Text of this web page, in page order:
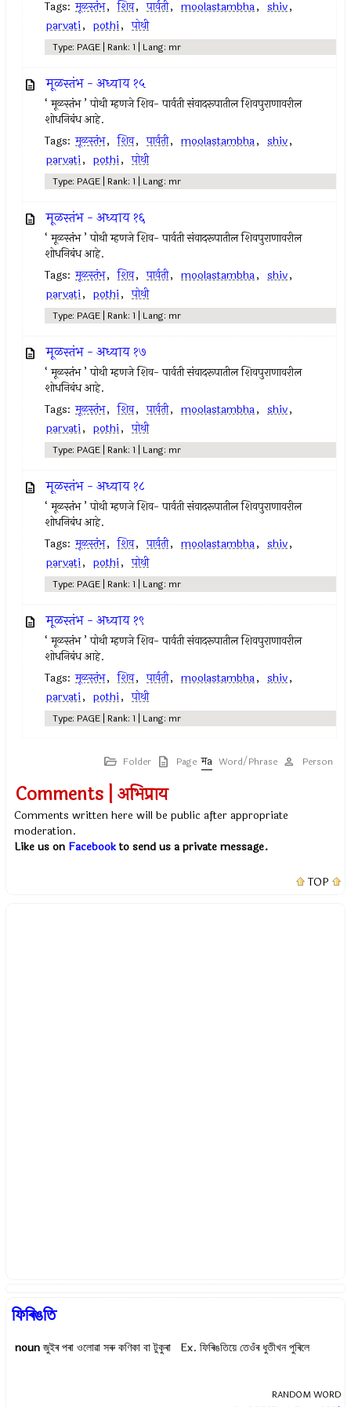
Tags: मूळस्तंभ, शिव, पार्वती, moolastambha, shiv,
parvati, pothi, पोथी
Type: PAGE | Rank: 1 | Lang: mr
मूळस्तंभ - अध्याय १५
‘ मूळस्तंभ ’ पोथी म्हणजे शिव- पार्वती संवादरूपातील शिवपुराणावरील
शोधनिबंध आहे.
Tags: मूळस्तंभ, शिव, पार्वती, moolastambha, shiv,
parvati, pothi, पोथी
Type: PAGE | Rank: 1 | Lang: mr
मूळस्तंभ - अध्याय १६
‘ मूळस्तंभ ’ पोथी म्हणजे शिव- पार्वती संवादरूपातील शिवपुराणावरील
शोधनिबंध आहे.
Tags: मूळस्तंभ, शिव, पार्वती, moolastambha, shiv,
parvati, pothi, पोथी
Type: PAGE | Rank: 1 | Lang: mr
मूळस्तंभ - अध्याय १७
‘ मूळस्तंभ ’ पोथी म्हणजे शिव- पार्वती संवादरूपातील शिवपुराणावरील
शोधनिबंध आहे.
Tags: मूळस्तंभ, शिव, पार्वती, moolastambha, shiv,
parvati, pothi, पोथी
Type: PAGE | Rank: 1 | Lang: mr
मूळस्तंभ - अध्याय १८
‘ मूळस्तंभ ’ पोथी म्हणजे शिव- पार्वती संवादरूपातील शिवपुराणावरील
शोधनिबंध आहे.
Tags: मूळस्तंभ, शिव, पार्वती, moolastambha, shiv,
parvati, pothi, पोथी
Type: PAGE | Rank: 1 | Lang: mr
मूळस्तंभ - अध्याय १९
‘ मूळस्तंभ ’ पोथी म्हणजे शिव- पार्वती संवादरूपातील शिवपुराणावरील
शोधनिबंध आहे.
Tags: मूळस्तंभ, शिव, पार्वती, moolastambha, shiv,
parvati, pothi, पोथी
Type: PAGE | Rank: 1 | Lang: mr
Folder Page Word/Phrase Person
Comments | अभिप्राय
Comments written here will be public after appropriate
moderation.
Like us on Facebookto send us a private message.
TOP
ফিৰিঙতি
noun জুইৰ পৰা ওলোৱা সৰু কণিকা বা টুকুৰা Ex.ফিৰিঙতিয়ে তেওঁৰ ধুতীখন পুৰিলে
RANDOM WORD